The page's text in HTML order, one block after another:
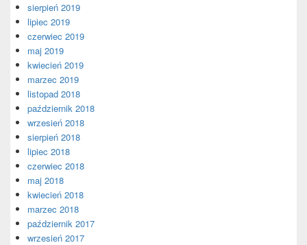
sierpień 2019
lipiec 2019
czerwiec 2019
maj 2019
kwiecień 2019
marzec 2019
listopad 2018
październik 2018
wrzesień 2018
sierpień 2018
lipiec 2018
czerwiec 2018
maj 2018
kwiecień 2018
marzec 2018
październik 2017
wrzesień 2017